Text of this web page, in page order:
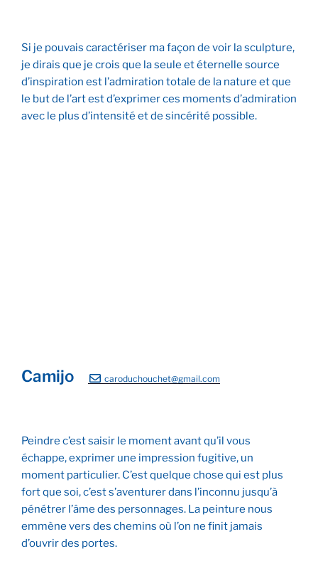
Si je pouvais caractériser ma façon de voir la sculpture,
je dirais que je crois que la seule et éternelle source
d’inspiration est l’admiration totale de la nature et que
le but de l’art est d’exprimer ces moments d’admiration
avec le plus d’intensité et de sincérité possible.
Camijo caroduchouchet@gmail.com
Peindre c’est saisir le moment avant qu’il vous
échappe, exprimer une impression fugitive, un
moment particulier. C’est quelque chose qui est plus
fort que soi, c’est s’aventurer dans l’inconnu jusqu’à
pénétrer l’âme des personnages. La peinture nous
emmène vers des chemins où l’on ne finit jamais
d’ouvrir des portes.